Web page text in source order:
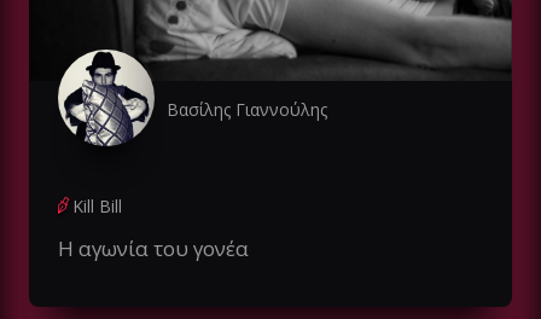
Βασίλης Γιαννούλης
Kill Bill
Η αγωνία του γονέα